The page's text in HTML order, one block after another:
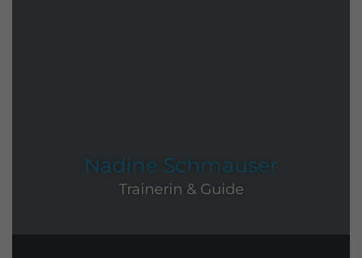
Nadine Schmauser
Trainerin & Guide